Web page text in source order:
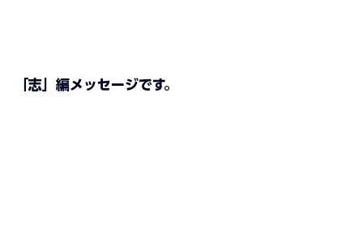
「志」編メッセージです。